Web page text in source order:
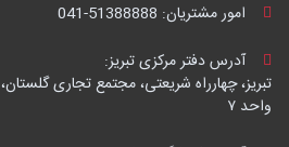
امور مشتریان: 041-51388888
آدرس دفتر مرکزی تبریز:
تبریز، چهارراه شریعتی، مجتمع تجاری گلستان،
واحد ۷